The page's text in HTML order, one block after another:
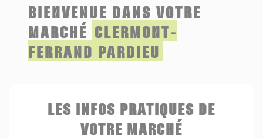
BIENVENUE DANS VOTRE
MARCHÉ CLERMONT-
FERRAND PARDIEU
LES INFOS PRATIQUES DE
VOTRE MARCHÉ